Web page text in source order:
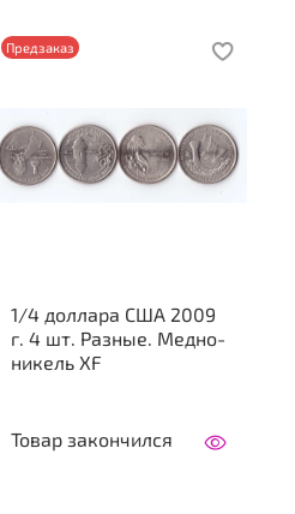
Предзаказ
1/4 доллара США 2009
г. 4 шт. Разные. Медно-
никель XF
Товар закончился